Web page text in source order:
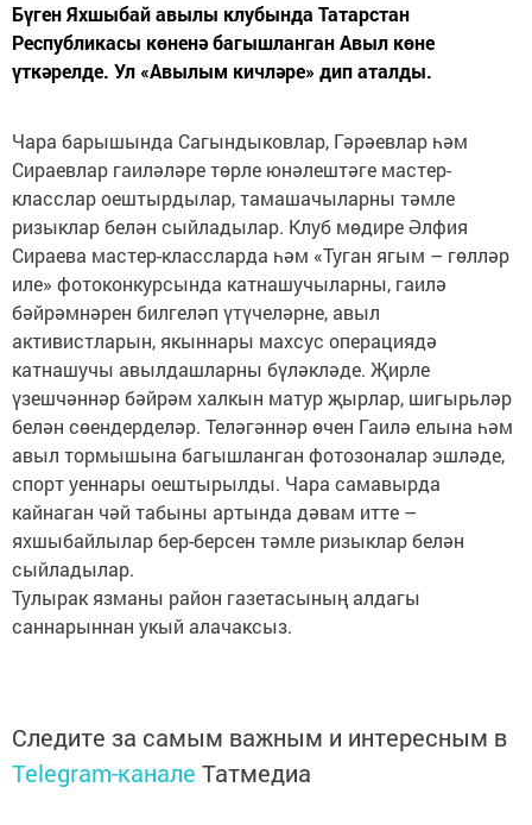
Бүген Яхшыбай авылы клубында Татарстан
Республикасы көненә багышланган Авыл көне
үткәрелде. Ул «Авылым кичләре» дип аталды.
Чара барышында Сагындыковлар, Гәрәевлар һәм
Сираевлар гаиләләре төрле юнәлештәге мастер-
класслар оештырдылар, тамашачыларны тәмле
ризыклар белән сыйладылар. Клуб мөдире Әлфия
Сираева мастер-классларда һәм «Туган ягым – гөлләр
иле» фотоконкурсында катнашучыларны, гаилә
бәйрәмнәрен билгеләп үтүчеләрне, авыл
активистларын, якыннары махсус операциядә
катнашучы авылдашларны бүләкләде. Җирле
үзешчәннәр бәйрәм халкын матур җырлар, шигырьләр
белән сөендерделәр. Теләгәннәр өчен Гаилә елына һәм
авыл тормышына багышланган фотозоналар эшләде,
спорт уеннары оештырылды. Чара самавырда
кайнаган чәй табыны артында дәвам итте –
яхшыбайлылар бер-берсен тәмле ризыклар белән
сыйладылар.
Тулырак язманы район газетасының алдагы
саннарыннан укый алачаксыз.
Следите за самым важным и интересным в
Telegram-канале Татмедиа